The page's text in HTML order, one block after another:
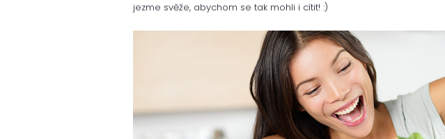
jezme svěže, abychom se tak mohli i cítit! :)